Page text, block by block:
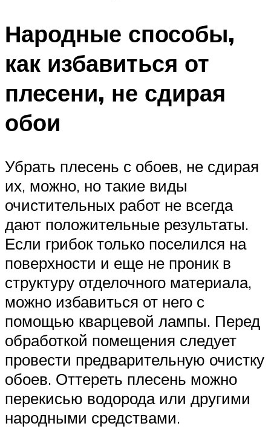
Народные способы,
как избавиться от
плесени, не сдирая
обои
Убрать плесень с обоев, не сдирая
их, можно, но такие виды
очистительных работ не всегда
дают положительные результаты.
Если грибок только поселился на
поверхности и еще не проник в
структуру отделочного материала,
можно избавиться от него с
помощью кварцевой лампы. Перед
обработкой помещения следует
провести предварительную очистку
обоев. Оттереть плесень можно
перекисью водорода или другими
народными средствами.